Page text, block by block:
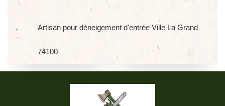
Artisan pour déneigement d'entrée Ville La Grand
74100